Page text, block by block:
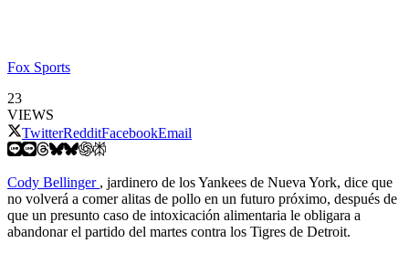
Fox Sports
23
VIEWS
TwitterRedditFacebookEmail
Cody Bellinger , jardinero de los Yankees de Nueva York, dice que
no volverá a comer alitas de pollo en un futuro próximo, después de
que un presunto caso de intoxicación alimentaria le obligara a
abandonar el partido del martes contra los Tigres de Detroit.